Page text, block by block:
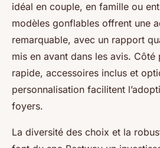
idéal en couple, en famille ou
modèles gonflables offrent une
remarquable, avec un rapport
mis en avant dans les avis. Côté
rapide, accessoires inclus et
personnalisation facilitent
foyers.
La diversité des choix et la